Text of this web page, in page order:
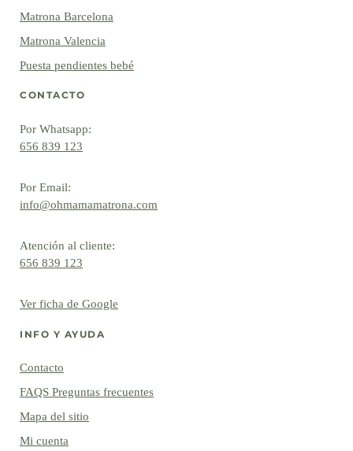
Matrona Barcelona
Matrona Valencia
Puesta pendientes bebé
CONTACTO
Por Whatsapp:
656 839 123
Por Email:
info@ohmamamatrona.com
Atención al cliente:
656 839 123
Ver ficha de Google
INFO Y AYUDA
Contacto
FAQS Preguntas frecuentes
Mapa del sitio
Mi cuenta